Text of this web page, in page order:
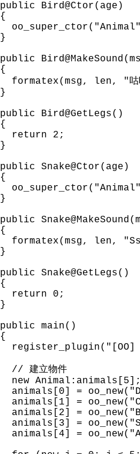
public Bird@Ctor(age)
{
}
public
{
formatex(msg, len, "咕
}
public Bird@GetLegs()
{
return 2;
}
public Snake@Ctor(age)
{
}
public
{
formatex(msg, len,
}
public Snake@GetLegs()
{
return 0;
}
public main()
{
// 建立物件
new
animals[0] =
animals[1] =
animals[2] =
animals[3] =
animals[4] =